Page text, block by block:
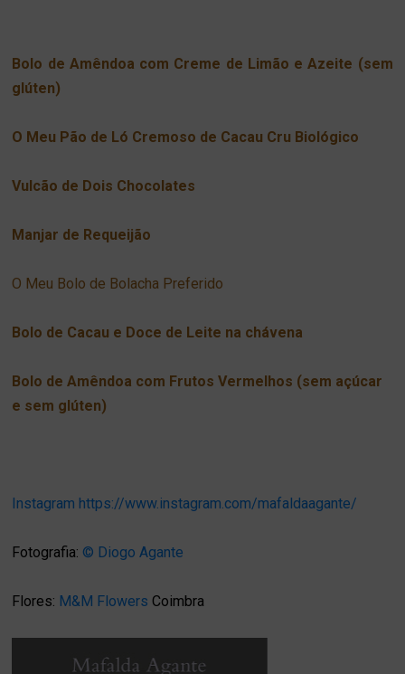
Bolo de Amêndoa com Creme de Limão e Azeite (sem
glúten)
O Meu Pão de Ló Cremoso de Cacau Cru Biológico
Vulcão de Dois Chocolates
Manjar de Requeijão
O Meu Bolo de Bolacha Preferido
Bolo de Cacau e Doce de Leite na chávena
Bolo de Amêndoa com Frutos Vermelhos (sem açúcar
e sem glúten)
Instagram https://www.instagram.com/mafaldaagante/
Fotografia: © Diogo Agante
Flores: M&M Flowers Coimbra